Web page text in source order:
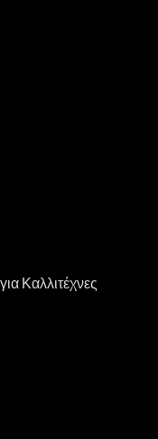
Καλλιτέχνες